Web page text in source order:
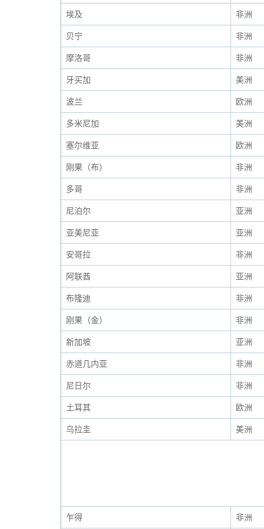
埃及 非洲
贝宁 非洲
摩洛哥 非洲
牙买加 美洲
波兰 欧洲
多米尼加 美洲
塞尔维亚 欧洲
刚果（布） 非洲
多哥 非洲
尼泊尔 亚洲
亚美尼亚 亚洲
安哥拉 非洲
阿联酋 亚洲
布隆迪 非洲
刚果（金） 非洲
新加坡 亚洲
赤道几内亚 非洲
尼日尔 非洲
土耳其 欧洲
乌拉圭 美洲
乍得 非洲